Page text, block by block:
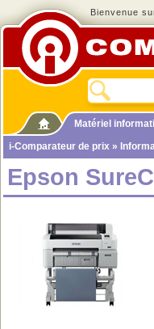
Bienvenue
Matériel
i-Comparateur de prix »
Epson